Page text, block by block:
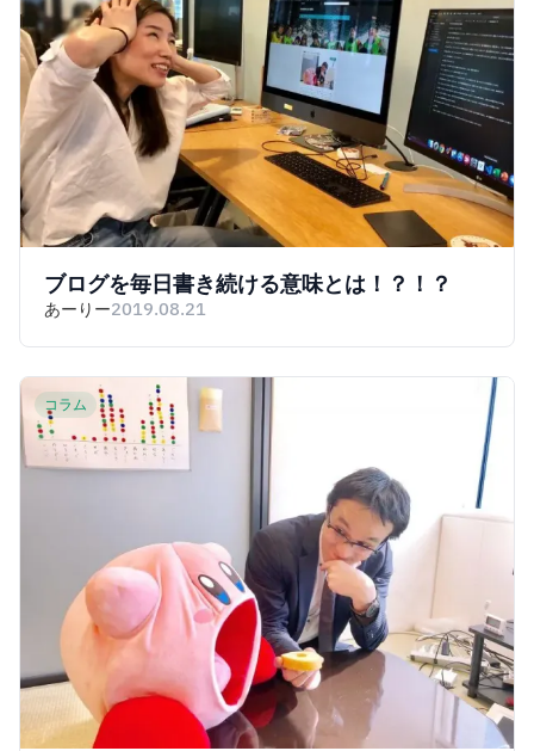
ブログを毎日書き続ける意味とは！？！？
あーりー2019.08.21
コラム